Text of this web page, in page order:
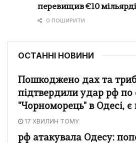
перевищив €10
0 ПОШИРИТИ
ОСТАННІ НОВИНИ
Пошкоджено дах та
підтвердили удар рф по
"Чорноморець" в Одесі,
17 ХВИЛИН ТОМУ
рф атакувала Одесу: